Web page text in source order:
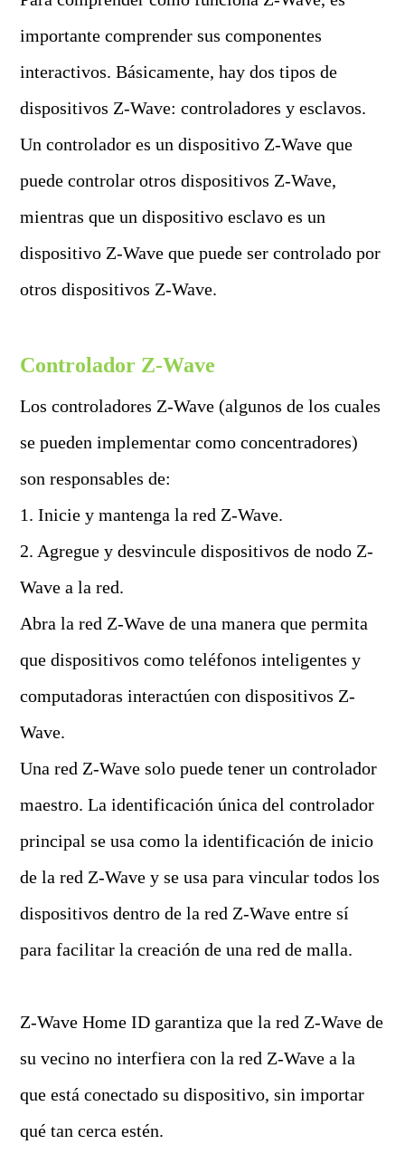
importante comprender sus componentes
interactivos. Básicamente, hay dos tipos de
dispositivos Z-Wave: controladores y esclavos.
Un controlador es un dispositivo Z-Wave que
puede controlar otros dispositivos Z-Wave,
mientras que un dispositivo esclavo es un
dispositivo Z-Wave que puede ser controlado por
otros dispositivos Z-Wave.
Controlador Z-Wave
Los controladores Z-Wave (algunos de los cuales
se pueden implementar como concentradores)
son responsables de:
1. Inicie y mantenga la red Z-Wave.
2. Agregue y desvincule dispositivos de nodo Z-
Wave a la red.
Abra la red Z-Wave de una manera que permita
que dispositivos como teléfonos inteligentes y
computadoras interactúen con dispositivos Z-
Wave.
Una red Z-Wave solo puede tener un controlador
maestro. La identificación única del controlador
principal se usa como la identificación de inicio
de la red Z-Wave y se usa para vincular todos los
dispositivos dentro de la red Z-Wave entre sí
para facilitar la creación de una red de malla.
Z-Wave Home ID garantiza que la red Z-Wave de
su vecino no interfiera con la red Z-Wave a la
que está conectado su dispositivo, sin importar
qué tan cerca estén.